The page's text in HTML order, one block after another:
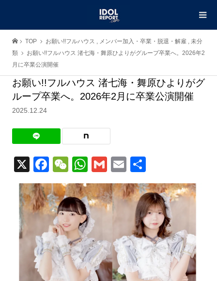
TOP お願い!!フルハウス , メンバー加入・卒業・脱退・解雇 , 未分
類
お願い!!フルハウス 渚七海・舞原ひよりがグループ卒業へ。2026年2
月に卒業公演開催
お願い!!フルハウス 渚七海・舞原ひよりがグ
ループ卒業へ。2026年2月に卒業公演開催
2025.12.24
X Facebook
WeChat
WhatsApp
GmailEmail
有